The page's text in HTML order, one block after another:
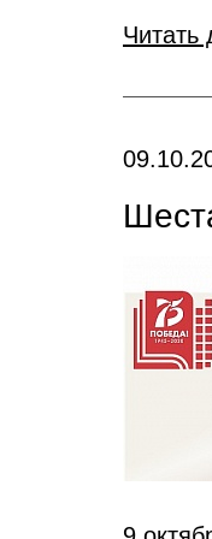
Читать